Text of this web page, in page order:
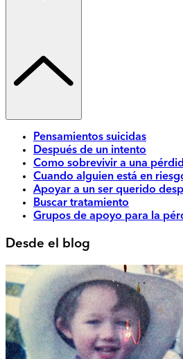
Pensamientos suicidas
Después de un intento
Como sobrevivir a una
Cuando alguien está en
Apoyar a un ser querido
Buscar tratamiento
Grupos de apoyo para la
Desde el blog